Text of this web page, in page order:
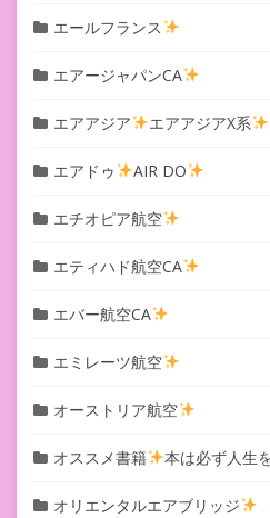
エールフランス
エアージャパンCA
エアアジア エアアジアX系
エアドゥ AIR DO
エチオピア航空
エティハド航空CA
エバー航空CA
エミレーツ航空
オーストリア航空
オススメ書籍 本は必ず人生
オリエンタルエアブリッジ